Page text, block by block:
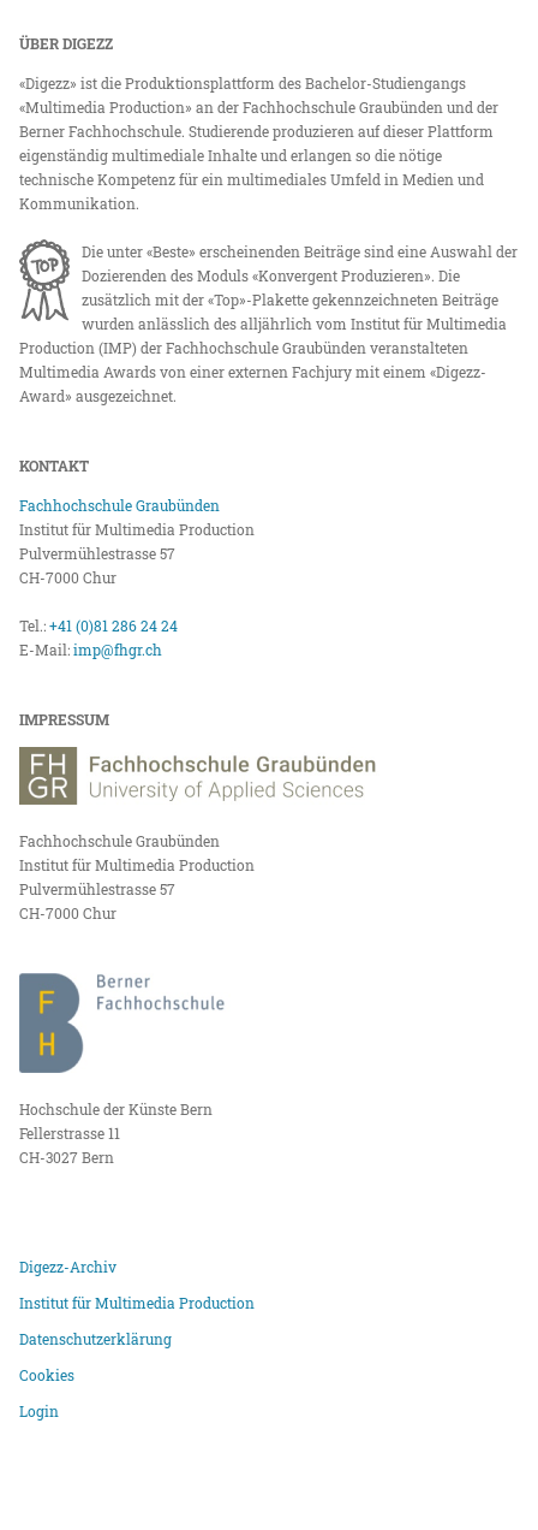
ÜBER DIGEZZ
«Digezz» ist die Produktionsplattform des Bachelor-Studiengangs
«Multimedia Production» an der Fachhochschule Graubünden und der
Berner Fachhochschule. Studierende produzieren auf dieser Plattform
eigenständig multimediale Inhalte und erlangen so die nötige
technische Kompetenz für ein multimediales Umfeld in Medien und
Kommunikation.
Die unter «Beste» erscheinenden Beiträge sind eine Auswahl der
Dozierenden des Moduls «Konvergent Produzieren». Die
zusätzlich mit der «Top»-Plakette gekennzeichneten Beiträge
wurden anlässlich des alljährlich vom Institut für Multimedia
Production (IMP) der Fachhochschule Graubünden veranstalteten
Multimedia Awards von einer externen Fachjury mit einem «Digezz-
Award» ausgezeichnet.
KONTAKT
Fachhochschule Graubünden
Institut für Multimedia Production
Pulvermühlestrasse 57
CH-7000 Chur
Tel.:+41 (0)81 286 24 24
E-Mail:imp@fhgr.ch
IMPRESSUM
Fachhochschule Graubünden
Institut für Multimedia Production
Pulvermühlestrasse 57
CH-7000 Chur
Hochschule der Künste Bern
Fellerstrasse 11
CH-3027 Bern
Digezz-Archiv
Institut für Multimedia Production
Datenschutzerklärung
Cookies
Login